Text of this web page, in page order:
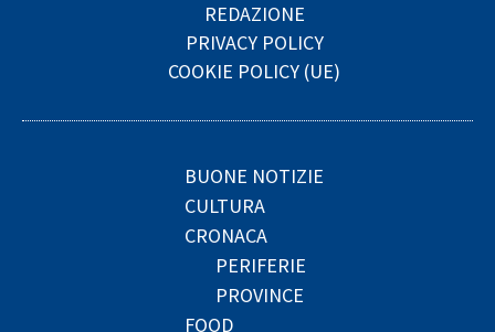
REDAZIONE
PRIVACY POLICY
COOKIE POLICY (UE)
BUONE NOTIZIE
CULTURA
CRONACA
PERIFERIE
PROVINCE
FOOD